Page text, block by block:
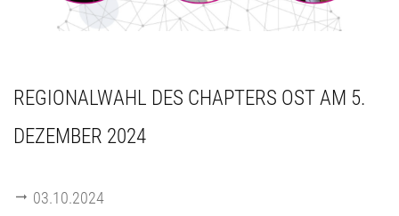
REGIONALWAHL DES CHAPTERS OST AM 5.
DEZEMBER 2024
03.10.2024